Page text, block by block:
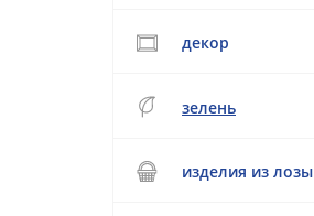
декор
зелень
изделия из лозы